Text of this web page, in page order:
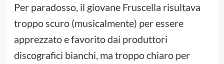
Per paradosso, il giovane Fruscella risultava
troppo scuro (musicalmente) per essere
apprezzato e favorito dai produttori
discografici bianchi, ma troppo chiaro per